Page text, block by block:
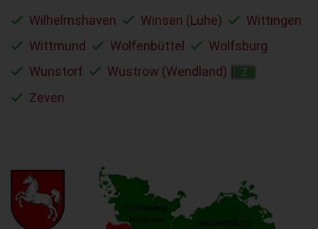
Wilhelmshaven
Winsen (Luhe)
Wittingen
Wittmund
Wolfenbüttel
Wolfsburg
Wunstorf
Wustrow (Wendland) Z
Zeven